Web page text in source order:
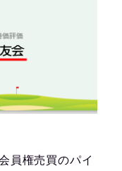
員権売買のパイ